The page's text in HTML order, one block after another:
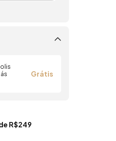
Grátis
R$249